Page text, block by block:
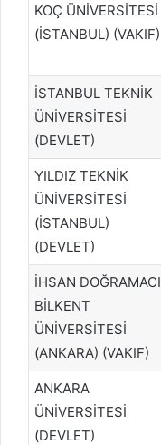
KOÇ ÜNİVERSİTESİ
(İSTANBUL) (VAKIF)
İSTANBUL TEKNİK
ÜNİVERSİTESİ
(DEVLET)
YILDIZ TEKNİK
ÜNİVERSİTESİ
(İSTANBUL)
(DEVLET)
İHSAN DOĞRAMACI
BİLKENT
ÜNİVERSİTESİ
(ANKARA) (VAKIF)
ANKARA
ÜNİVERSİTESİ
(DEVLET)